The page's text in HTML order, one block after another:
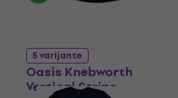
5 varijante
Oasis Knebworth
Vertical Stripe